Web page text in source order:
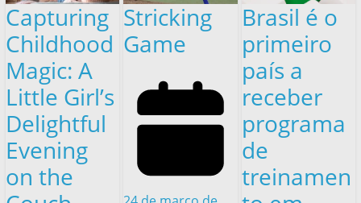
Capturing
Childhood
Magic: A
Little Girl’s
Delightful
Evening
on the
Stricking
Game
Brasil é o
primeiro
país a
receber
programa
de
treinamen